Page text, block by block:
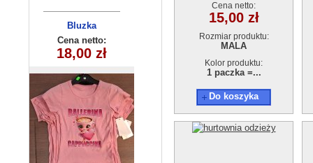
Bluzka
dziewczęca
270625-3(4-14)
6szt
Cena netto:
18,00 zł
Komplet
niemowlęcy
1784 (9-24)
4szt
Cena netto:
31,50 zł
Cena netto:
15,00 zł
Rozmiar produktu:
MALA
Kolor produktu:
1 paczka =...
Do koszyka